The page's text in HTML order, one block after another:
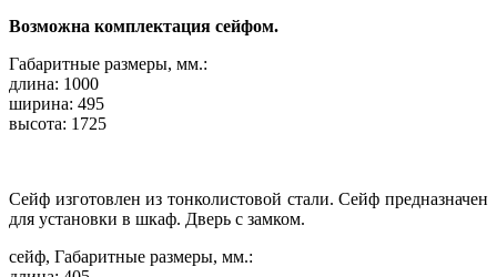
Возможна комплектация сейфом.
Габаритные размеры, мм.:
длина: 1000
ширина: 495
высота: 1725
Сейф изготовлен из тонколистовой стали. Сейф предназначен
для установки в шкаф. Дверь с замком.
сейф, Габаритные размеры, мм.: